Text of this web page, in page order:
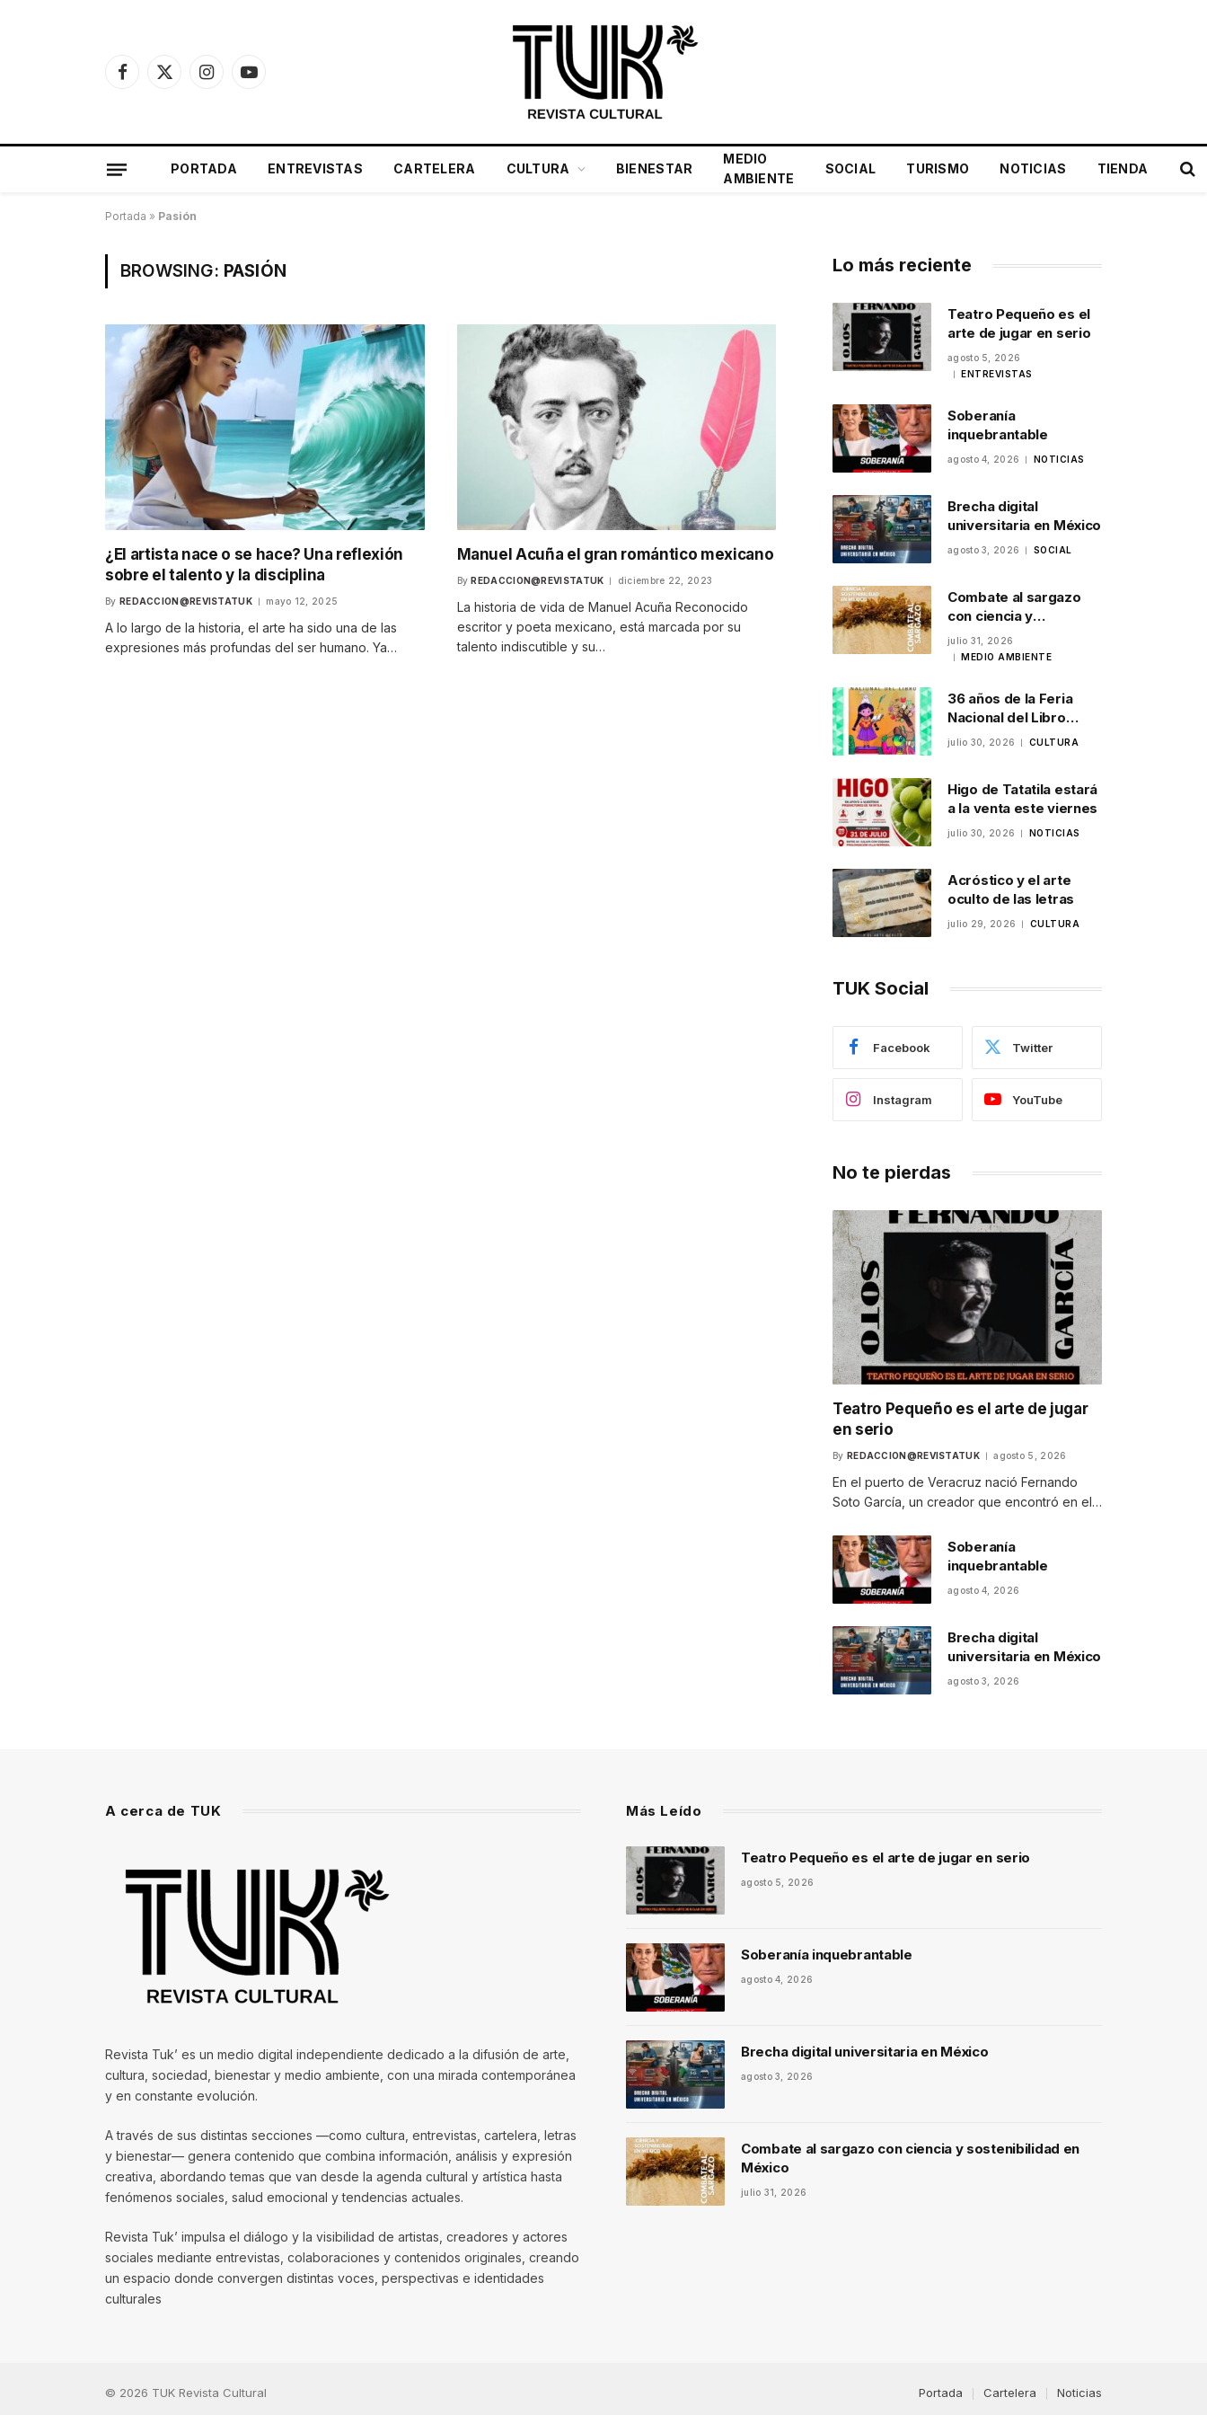
Facebook
X
InstagramYouTube
PORTADA ENTREVISTAS CARTELERA CULTURA BIENESTAR
MEDIO
AMBIENTE
SOCIAL TURISMO NOTICIAS TIENDA
Portada » Pasión
BROWSING: PASIÓN
¿El artista nace o se hace? Una reflexión
sobre el talento y la disciplina
By REDACCION@REVISTATUK mayo 12, 2025
A lo largo de la historia, el arte ha sido una de las
expresiones más profundas del ser humano. Ya…
Manuel Acuña el gran romántico mexicano
By REDACCION@REVISTATUK diciembre 22, 2023
La historia de vida de Manuel Acuña Reconocido
escritor y poeta mexicano, está marcada por su
talento indiscutible y su…
Lo más reciente
Teatro Pequeño es el
arte de jugar en serio
agosto 5, 2026
ENTREVISTAS
Soberanía
inquebrantable
agosto 4, 2026 NOTICIAS
Brecha digital
universitaria en México
agosto 3, 2026 SOCIAL
Combate al sargazo
con ciencia y
sostenibilidad en
México
julio 31, 2026
MEDIO AMBIENTE
36 años de la Feria
Nacional del Libro
Infantil y Juvenil en
julio 30, 2026 CULTURA
Higo de Tatatila estará
a la venta este viernes
julio 30, 2026 NOTICIAS
Acróstico y el arte
oculto de las letras
julio 29, 2026 CULTURA
TUK Social
Facebook Twitter
Instagram YouTube
No te pierdas
Teatro Pequeño es el arte de jugar
en serio
By REDACCION@REVISTATUK agosto 5, 2026
En el puerto de Veracruz nació Fernando
Soto García, un creador que encontró en el…
Soberanía
inquebrantable
agosto 4, 2026
Brecha digital
universitaria en México
agosto 3, 2026
A cerca de TUK
Revista Tuk’ es un medio digital independiente dedicado a la difusión de arte,
cultura, sociedad, bienestar y medio ambiente, con una mirada contemporánea
y en constante evolución.
A través de sus distintas secciones —como cultura, entrevistas, cartelera, letras
y bienestar— genera contenido que combina información, análisis y expresión
creativa, abordando temas que van desde la agenda cultural y artística hasta
fenómenos sociales, salud emocional y tendencias actuales.
Revista Tuk’ impulsa el diálogo y la visibilidad de artistas, creadores y actores
sociales mediante entrevistas, colaboraciones y contenidos originales, creando
un espacio donde convergen distintas voces, perspectivas e identidades
culturales
Más Leído
Teatro Pequeño es el arte de jugar en serio
agosto 5, 2026
Soberanía inquebrantable
agosto 4, 2026
Brecha digital universitaria en México
agosto 3, 2026
Combate al sargazo con ciencia y sostenibilidad en
México
julio 31, 2026
© 2026 TUK Revista Cultural Portada Cartelera Noticias